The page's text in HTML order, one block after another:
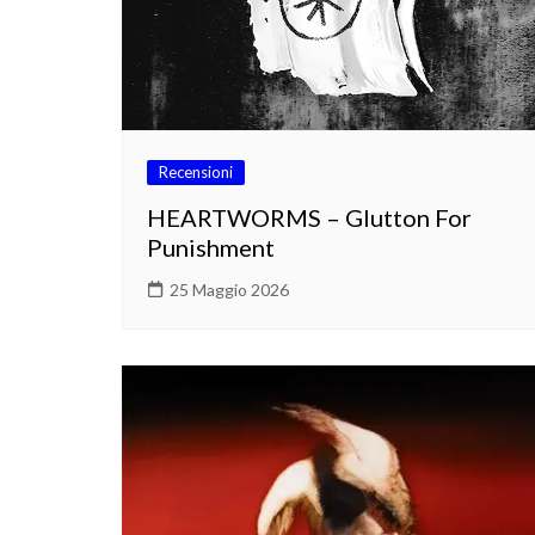
Recensioni
HEARTWORMS – Glutton For
Punishment
25 Maggio 2026